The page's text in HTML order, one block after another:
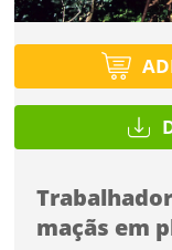
maçãs em
Tipo de projeto
Selecione
Utilização
Tamanho
Título do
Tipo de projeto
Formato
Tamanho